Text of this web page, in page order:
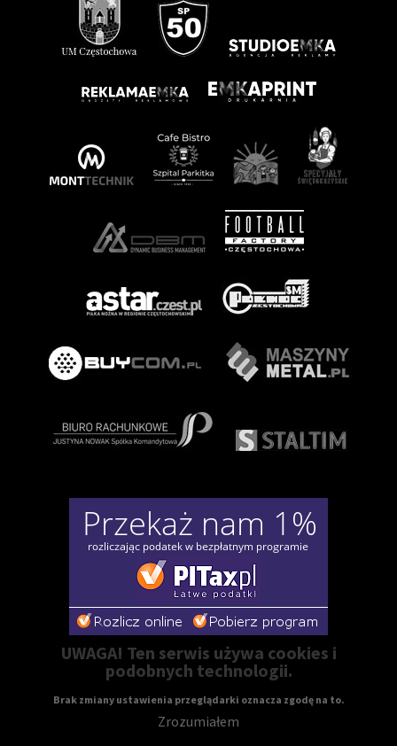
UWAGA! Ten serwis używa cookies i
podobnych technologii.
Brak zmiany ustawienia przeglądarki oznacza zgodę na to.
Zrozumiałem